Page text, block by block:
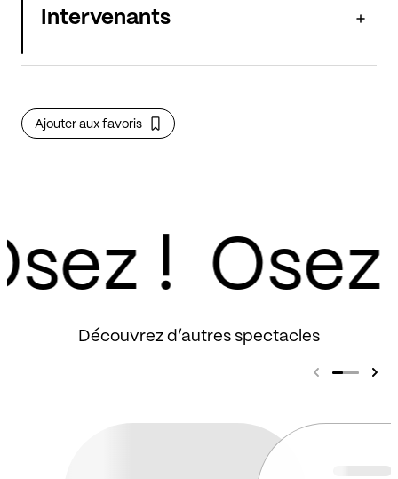
Intervenants
Ajouter aux favoris
!
Découvrez d’autres spectacles